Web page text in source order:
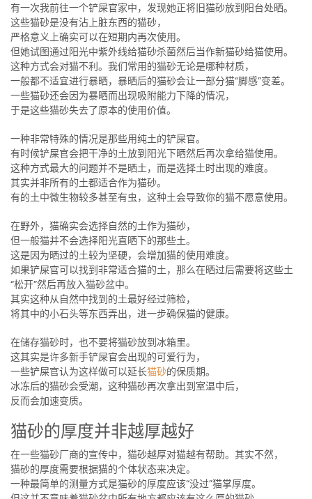
有一次我前往一个铲屎官家中，发现她正将旧猫砂放到阳台处晒。
这些猫砂是没有沾上脏东西的猫砂，
严格意义上确实可以在短期内再次使用。
但她试图通过阳光中紫外线给猫砂杀菌然后当作新猫砂给猫使用。
这种方式会对猫不利。我们常用的猫砂无论是哪种材质，
一般都不适宜进行暴晒，暴晒后的猫砂会让一部分猫“脚感”变差。
一些猫砂还会因为暴晒而出现吸附能力下降的情况，
于是这些猫砂失去了原本的使用价值。
一种非常特殊的情况是那些用纯土的铲屎官。
有时候铲屎官会把干净的土放到阳光下晒然后再次拿给猫使用。
这种方式最大的问题并不是晒土，而是选择土时出现的难度。
其实并非所有的土都适合作为猫砂。
有的土中微生物较多甚至有虫，这种土会导致你的猫不愿意使用。
在野外，猫确实会选择自然的土作为猫砂，
但一般猫并不会选择阳光直晒下的那些土。
这是因为晒过的土较为坚硬，会增加猫的使用难度。
如果铲屎官可以找到非常适合猫的土，那么在晒过后需要将这些土
“松开”然后再放入猫砂盆中。
其实这种从自然中找到的土最好经过筛检，
将其中的小石头等东西弄出，进一步确保猫的健康。
在储存猫砂时，也不要将猫砂放到冰箱里。
这其实是许多新手铲屎官会出现的可爱行为，
一些铲屎官认为这样做可以延长猫砂的保质期。
冰冻后的猫砂会受潮，这种猫砂再次拿出到室温中后，
反而会加速变质。
猫砂的厚度并非越厚越好
在一些猫砂厂商的宣传中，猫砂越厚对猫越有帮助。其实不然，
猫砂的厚度需要根据猫的个体状态来决定。
一种最简单的测量方式是猫砂的厚度应该“没过”猫掌厚度。